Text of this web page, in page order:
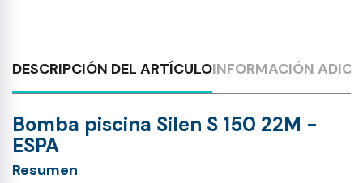
DESCRIPCIÓN DEL ARTÍCULOINFORMACIÓN
Bomba piscina Silen S 150 22M -
ESPA
Resumen